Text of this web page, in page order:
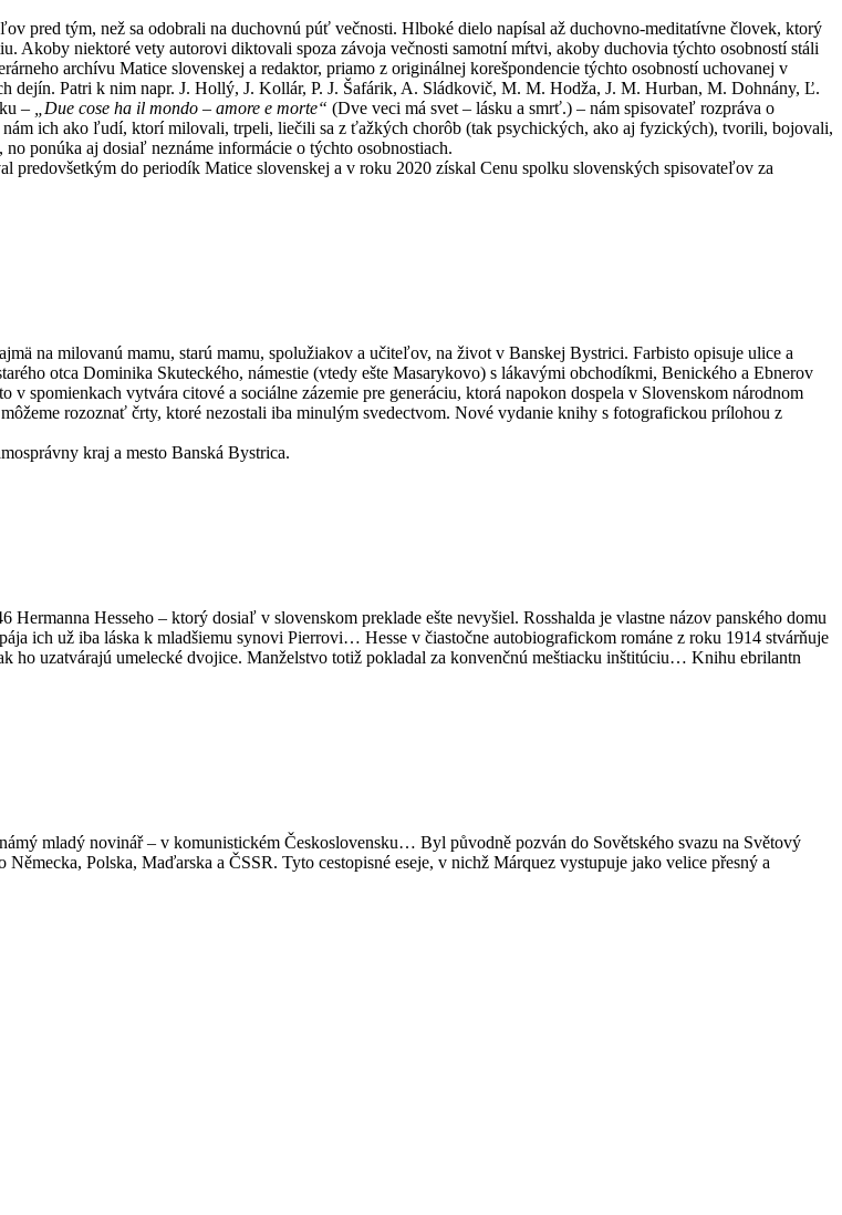
pred tým, než sa odobrali na duchovnú púť večnosti. Hlboké dielo napísal až duchovno-meditatívne človek, ktorý
Akoby niektoré vety autorovi diktovali spoza závoja večnosti samotní mŕtvi, akoby duchovia týchto osobností stáli
archívu Matice slovenskej a redaktor, priamo z originálnej korešpondencie týchto osobností uchovanej v
dejín. Patri k nim napr. J. Hollý, J. Kollár, P. J. Šafárik, A. Sládkovič, M. M. Hodža, J. M. Hurban, M. Dohnány, Ľ.
–
„Due cose ha il mondo – amore e morte“ (Dve veci má svet – lásku a smrť.) – nám spisovateľ rozpráva o
ich ako ľudí, ktorí milovali, trpeli, liečili sa z ťažkých chorôb (tak psychických, ako aj fyzických), tvorili, bojovali,
ponúka aj dosiaľ neznáme informácie o týchto osobnostiach.
do periodík Matice slovenskej a v roku 2020 získal Cenu spolku slovenských spisovateľov za
na milovanú mamu, starú mamu, spolužiakov a učiteľov, na život v Banskej Bystrici. Farbisto opisuje ulice a
otca Dominika Skuteckého, námestie (vtedy ešte Masarykovo) s lákavými obchodíkmi, Benického a Ebnerov
spomienkach vytvára citové a sociálne zázemie pre generáciu, ktorá napokon dospela v Slovenskom národnom
rozoznať črty, ktoré nezostali iba minulým svedectvom. Nové vydanie knihy s fotografickou prílohou z
kraj a mesto Banská Bystrica.
Hesseho – ktorý dosiaľ v slovenskom preklade ešte nevyšiel. Rosshalda je vlastne názov panského domu
ich už iba láska k mladšiemu synovi Pierrovi… Hesse v čiastočne autobiografickom románe z roku 1914 stvárňuje
ho uzatvárajú umelecké dvojice. Manželstvo totiž pokladal za konvenčnú meštiacku inštitúciu… Knihu ebrilantn
mladý novinář – v komunistickém Československu… Byl původně pozván do Sovětského svazu na Světový
Polska, Maďarska a ČSSR. Tyto cestopisné eseje, v nichž Márquez vystupuje jako velice přesný a